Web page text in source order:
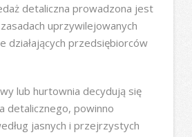
detaliczna prowadzona jest
uprzywilejowanych
działających przedsiębiorców
lub hurtownia decydują się
detalicznego, powinno
jasnych i przejrzystych